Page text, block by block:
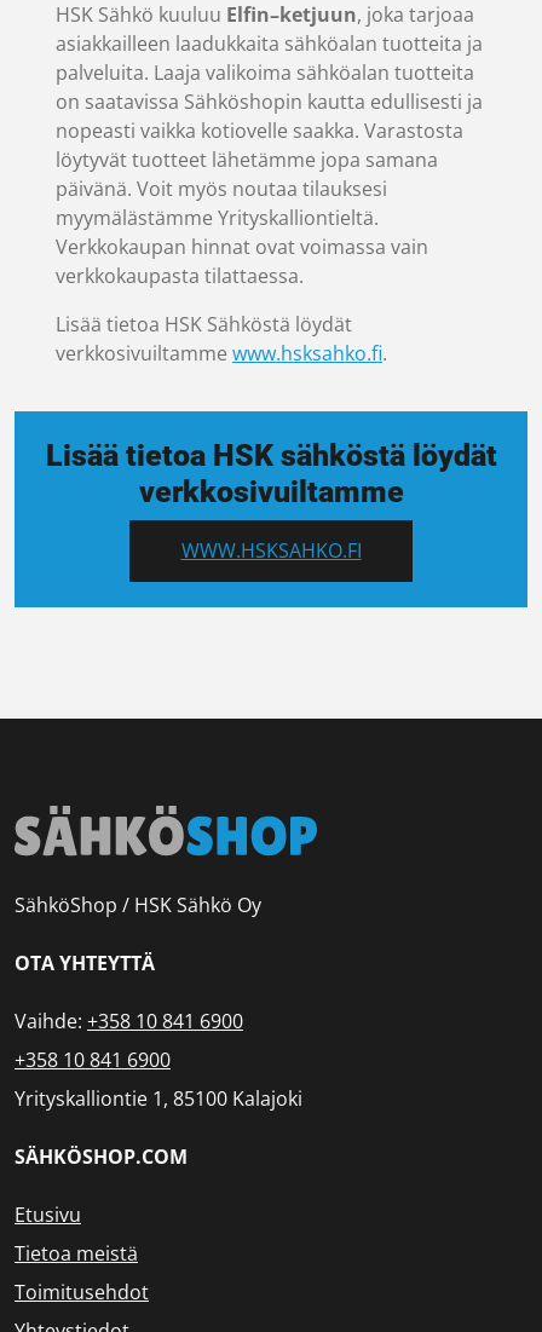
HSK Sähkö kuuluu Elfin–ketjuun, joka tarjoaa
asiakkailleen laadukkaita sähköalan tuotteita ja
palveluita. Laaja valikoima sähköalan tuotteita
on saatavissa Sähköshopin kautta edullisesti ja
nopeasti vaikka kotiovelle saakka. Varastosta
löytyvät tuotteet lähetämme jopa samana
päivänä. Voit myös noutaa tilauksesi
myymälästämme Yrityskalliontieltä.
Verkkokaupan hinnat ovat voimassa vain
verkkokaupasta tilattaessa.
Lisää tietoa HSK Sähköstä löydät
verkkosivuiltamme www.hsksahko.fi.
Lisää tietoa HSK sähköstä löydät
verkkosivuiltamme
WWW.HSKSAHKO.FI
SähköShop / HSK Sähkö Oy
OTA YHTEYTTÄ
Vaihde: +358 10 841 6900
+358 10 841 6900
Yrityskalliontie 1, 85100 Kalajoki
SÄHKÖSHOP.COM
Etusivu
Tietoa meistä
Toimitusehdot